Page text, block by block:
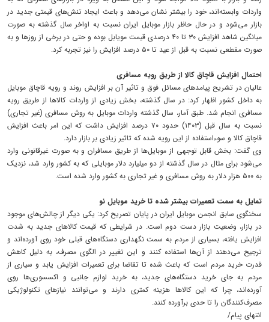
واردات وابسته‌اند، خود را بیشتر نشان می‌دهد و باعث ایجاد تنش‌های قیمتی جدید در
بازار می‌شود و در حال حاظر بازار موبایل ایران نسبت به اواخر سال گذشته به صورت
میانگین شاهد افزایش ۳۰ تا ۴۰ درصدی قیمت مویابل بوده و حتی در برخی از روزها و به
صورت مقطعی نسبت به قبل از عید تا ۵۰ درصد افزایش را نیز تجربه کرد.
احتمال افزایش قاچاق کالا از طریق رویه مسافری
عالیان در تشریح پیامدهای مسائل فوق و تاثیر آن بر افزایش روند و رویه قاچاق موبایل
به داخل کشور اظهار کرد: در سال گذشته، بخش زیادی از واردات کالاها از طریق رویه
مسافری انجام شد. طبق آمار، سال گذشته واردات موبایل به روش مسافری (غیر تجاری)
نسبت به سال قبل (۱۴۰۳) حدود ۷۰ درصد افزایش داشت که این امر باعث افزایش
قاچاق کالا و سوءاستفاده از این رویه شده که تاثیر زیادی بر بازار دارد.
وی گفت: بخش قابل توجهی از موبایل‌ها از طریق مسافران و به صورت غیرقانونی وارد
می‌شود برای مثال در سال گذشته از دو میلیارد دلار موبایلی که به کشور وارد شد، نزدیک
به ۵۰۰ هزار دلار به روش مسافری و غیر تجاری به کشور وارد شده است.
تمایل به سمت تعمیرات بیشتر شده تا خرید موبایل نو
سخنگوی سابق انجمن موبایل ایران در پایان تصریح کرد: یکی دیگر از چالش‌های موجود
در بازار، وضعیت بازار دست دوم است. در شرایطی که قیمت کالاهای جدید به شدت
افزایش یافته، بسیاری از مردم به سمت نگهداری دستگاه‌های قبلی خود روی آورده‌اند و
ترجیح می‌دهند از آن‌ها استفاده کنند و این تغییر در الگوی مصرف، به دلیل کاهش
قدرت خرید مردم است که باعث شده تا تقاضا برای تعمیرات افزایش یابد و سیاری از
مردم به جای خرید دستگاه‌های جدید، به خرید لوازم جانبی و اکسسوری‌ها روی
آورده‌اند، چرا که این کالاها هزینه کمتری دارند و می‌توانند نیازهای تکنولوژیکی
مصرف‌کنندگان را تا حدی برآورده کنند.
انتهای پیام/